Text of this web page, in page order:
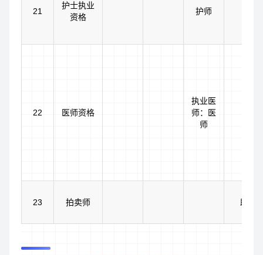
21
护士执业
资格
护师
22 医师资格
执业医
师：医
师
23 拍卖师 助理